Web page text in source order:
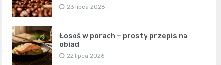
23 lipca 2026
Łosoś w porach – prosty przepis na
obiad
22 lipca 2026